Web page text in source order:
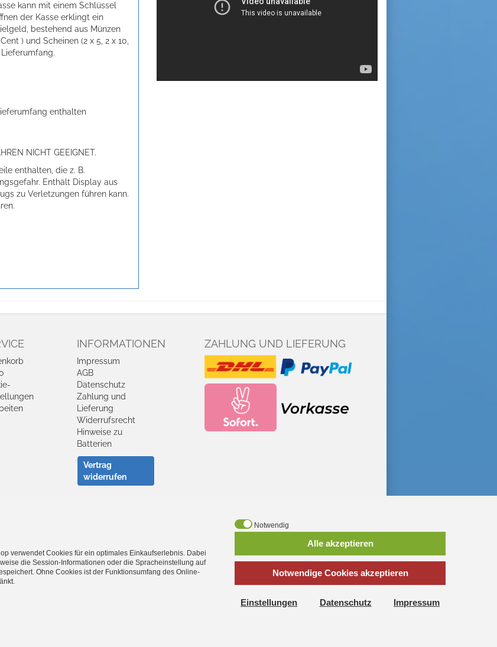
kann mit einem Schlüssel
der Kasse erklingt ein
bestehend aus Münzen
) und Scheinen (2 x 5, 2 x 10,
Lieferumfang.
enthalten
NICHT GEEIGNET.
enthalten, die z. B.
Enthält Display aus
zu Verletzungen führen kann.
INFORMATIONEN
Impressum
AGB
Datenschutz
Zahlung und
Lieferung
Widerrufsrecht
Hinweise zu
Batterien
Vertrag
widerrufen
ZAHLUNG UND LIEFERUNG
*inkl. MwSt., zzgl.Versandkosten
- Entdecke die Theo Klein Spielzeug-Welt -
Spielwerkzeug·Bosch Car Service Spielzeug· Braun Haushaltsspielzeug·Early Steps
Fashion Passion Nähspielzeug·Fire Fighter Henry
Robbie & Buddy Konstruktionsset·Schleich
verwendet Cookies für ein optimales Einkaufserlebnis. Dabei
die Session-Informationen oder die Spracheinstellung auf
Ohne Cookies ist der Funktionsumfang des Online-
Notwendig
Alle akzeptieren
Notwendige Cookies akzeptieren
Einstellungen Datenschutz Impressum